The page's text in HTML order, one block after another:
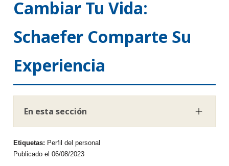
Cambiar Tu Vida:
Schaefer Comparte Su
Experiencia
En esta sección
Etiquetas: Perfil del personal
Publicado el 06/08/2023